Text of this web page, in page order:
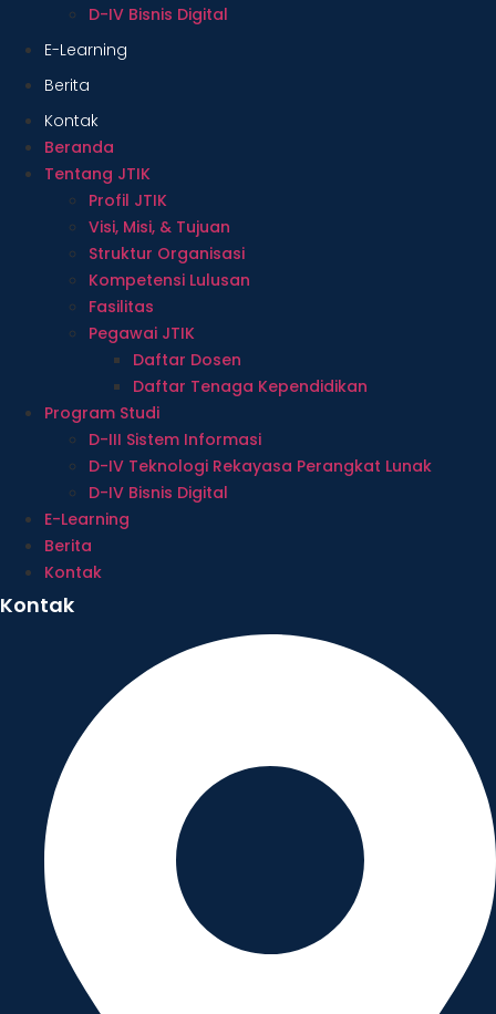
D-IV Bisnis Digital
E-Learning
Berita
Kontak
Beranda
Tentang JTIK
Profil JTIK
Visi, Misi, & Tujuan
Struktur Organisasi
Kompetensi Lulusan
Fasilitas
Pegawai JTIK
Daftar Dosen
Daftar Tenaga Kependidikan
Program Studi
D-III Sistem Informasi
D-IV Teknologi Rekayasa Perangkat Lunak
D-IV Bisnis Digital
E-Learning
Berita
Kontak
Kontak